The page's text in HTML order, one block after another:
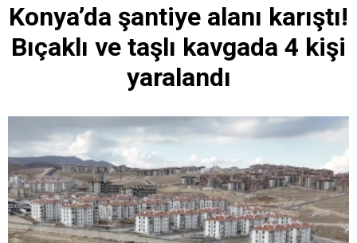
Konya’da şantiye alanı karıştı!
Bıçaklı ve taşlı kavgada 4 kişi
yaralandı